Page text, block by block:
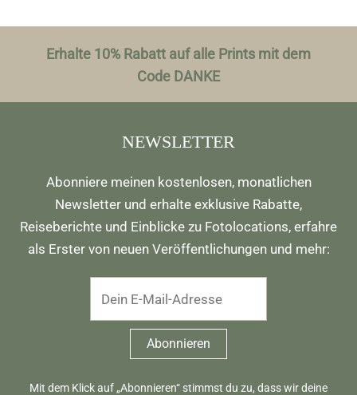
Erhalte 10% Rabatt auf alle Prints mit dem
Code DANKE
NEWSLETTER
Abonniere meinen kostenlosen, monatlichen
Newsletter und erhalte exklusive Rabatte,
Reiseberichte und Einblicke zu Fotolocations, erfahre
als Erster von neuen Veröffentlichungen und mehr:
Mit dem Klick auf „Abonnieren“ stimmst du zu, dass wir deine